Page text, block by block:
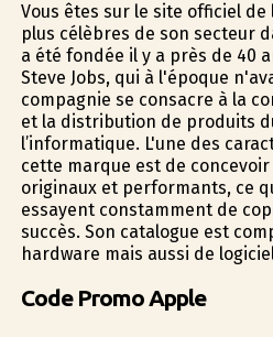
Vous êtes sur le site officiel de
plus célèbres de son secteur
a été fondée il y a près de 40
Steve Jobs, qui à l'époque
compagnie se consacre à la
et la distribution de produits
l’informatique. L'une des
cette marque est de
originaux et performants, ce
essayent constamment de
succès. Son catalogue est
hardware mais aussi de
Code Promo Apple